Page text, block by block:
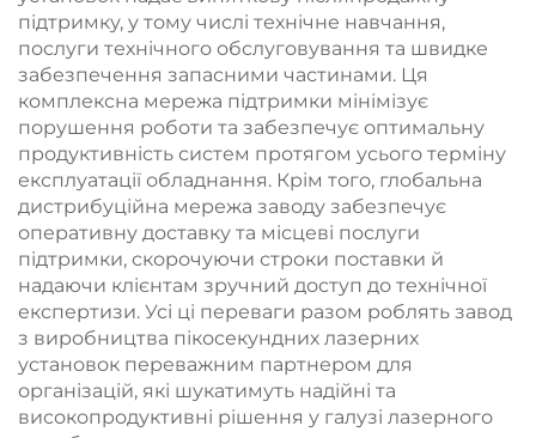
підтримку, у тому числі технічне навчання,
послуги технічного обслуговування та швидке
забезпечення запасними частинами. Ця
комплексна мережа підтримки мінімізує
порушення роботи та забезпечує оптимальну
продуктивність систем протягом усього терміну
експлуатації обладнання. Крім того, глобальна
дистрибуційна мережа заводу забезпечує
оперативну доставку та місцеві послуги
підтримки, скорочуючи строки поставки й
надаючи клієнтам зручний доступ до технічної
експертизи. Усі ці переваги разом роблять завод
з виробництва пікосекундних лазерних
установок переважним партнером для
організацій, які шукатимуть надійні та
високопродуктивні рішення у галузі лазерного